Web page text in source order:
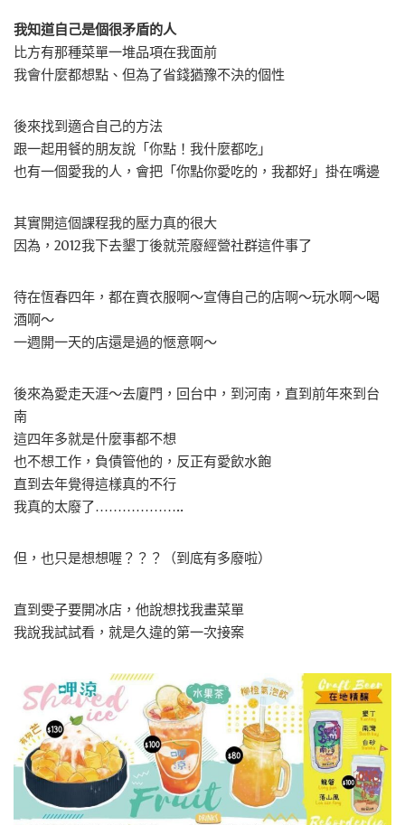
我知道自己是個很矛盾的人
比方有那種菜單一堆品項在我面前
我會什麼都想點、但為了省錢猶豫不決的個性
後來找到適合自己的方法
跟一起用餐的朋友說「你點！我什麼都吃」
也有一個愛我的人，會把「你點你愛吃的，我都好」掛在嘴邊
其實開這個課程我的壓力真的很大
因為，2012我下去墾丁後就荒廢經營社群這件事了
待在恆春四年，都在賣衣服啊～宣傳自己的店啊～玩水啊～喝
酒啊～
一週開一天的店還是過的愜意啊～
後來為愛走天涯～去廈門，回台中，到河南，直到前年來到台
南
這四年多就是什麼事都不想
也不想工作，負債管他的，反正有愛飲水飽
直到去年覺得這樣真的不行
我真的太廢了………………..
但，也只是想想喔？？？（到底有多廢啦）
直到雯子要開冰店，他說想找我畫菜單
我說我試試看，就是久違的第一次接案